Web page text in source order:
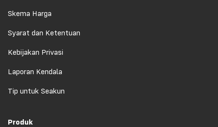
Skema Harga
Syarat dan Ketentuan
Kebijakan Privasi
Laporan Kendala
Tip untuk Seakun
Produk